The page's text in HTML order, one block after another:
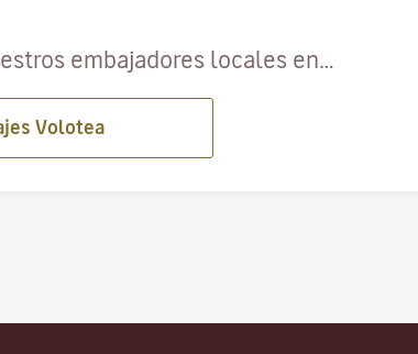
embajadores locales en…
Volotea